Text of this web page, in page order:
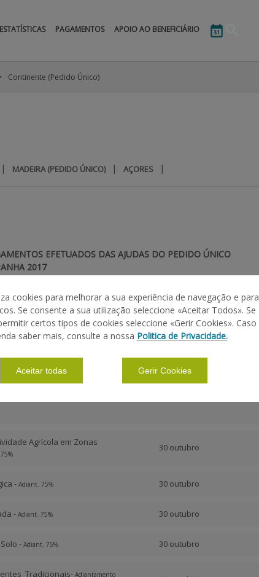
ESTATÍSTICAS PAGAMENTOS APOIO AO BENEFICIÁRIO
Continente (Pedido Único)
| MADEIRA (PEDIDO ÚNICO) | AÇORES |
EFETUADOS DAS AJUDAS DO PEDIDO ÚNICO
2017
DATA DE PAGAMENTO
Agrícola em Zonas
30 outubro
- Adiant. 75% 30 outubro
- Adiant. 75% 30 outubro
- Adiant. 75% 30 outubro
Tradicionais- Adiantamento
cookies para melhorar a sua experiência de navegação e para
Se consente a sua utilização seleccione «Aceitar Todos». Se
certos tipos de cookies seleccione «Gerir Cookies». Caso
saber mais, consulte a nossa Politica de Privacidade.
Aceitar todas Gerir Cookies